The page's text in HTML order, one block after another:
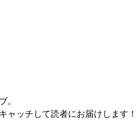
。
ャッチして読者にお届けします！